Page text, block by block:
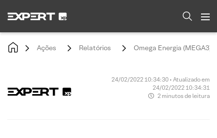
Ações Relatórios Omega Energia
24/02/2022 10:34:30 • Atualizado em
24/02/2022 10:34:31
2 minutos de leitura